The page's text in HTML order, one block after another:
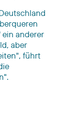
anderer
aber
führt